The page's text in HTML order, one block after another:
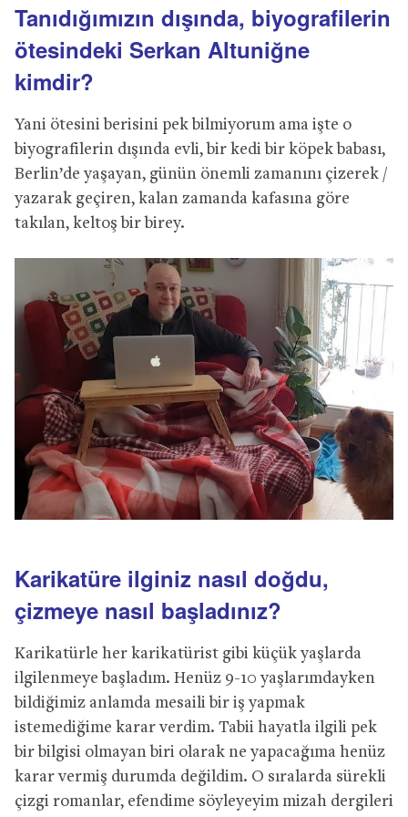
Tanıdığımızın dışında, biyografilerin
ötesindeki Serkan Altuniğne
kimdir?
Yani ötesini berisini pek bilmiyorum ama işte o
biyografilerin dışında evli, bir kedi bir köpek babası,
Berlin’de yaşayan, günün önemli zamanını çizerek /
yazarak geçiren, kalan zamanda kafasına göre
takılan, keltoş bir birey.
Karikatüre ilginiz nasıl doğdu,
çizmeye nasıl başladınız?
Karikatürle her karikatürist gibi küçük yaşlarda
ilgilenmeye başladım. Henüz 9-10 yaşlarımdayken
bildiğimiz anlamda mesaili bir iş yapmak
istemediğime karar verdim. Tabii hayatla ilgili pek
bir bilgisi olmayan biri olarak ne yapacağıma henüz
karar vermiş durumda değildim. O sıralarda sürekli
çizgi romanlar, efendime söyleyeyim mizah dergileri